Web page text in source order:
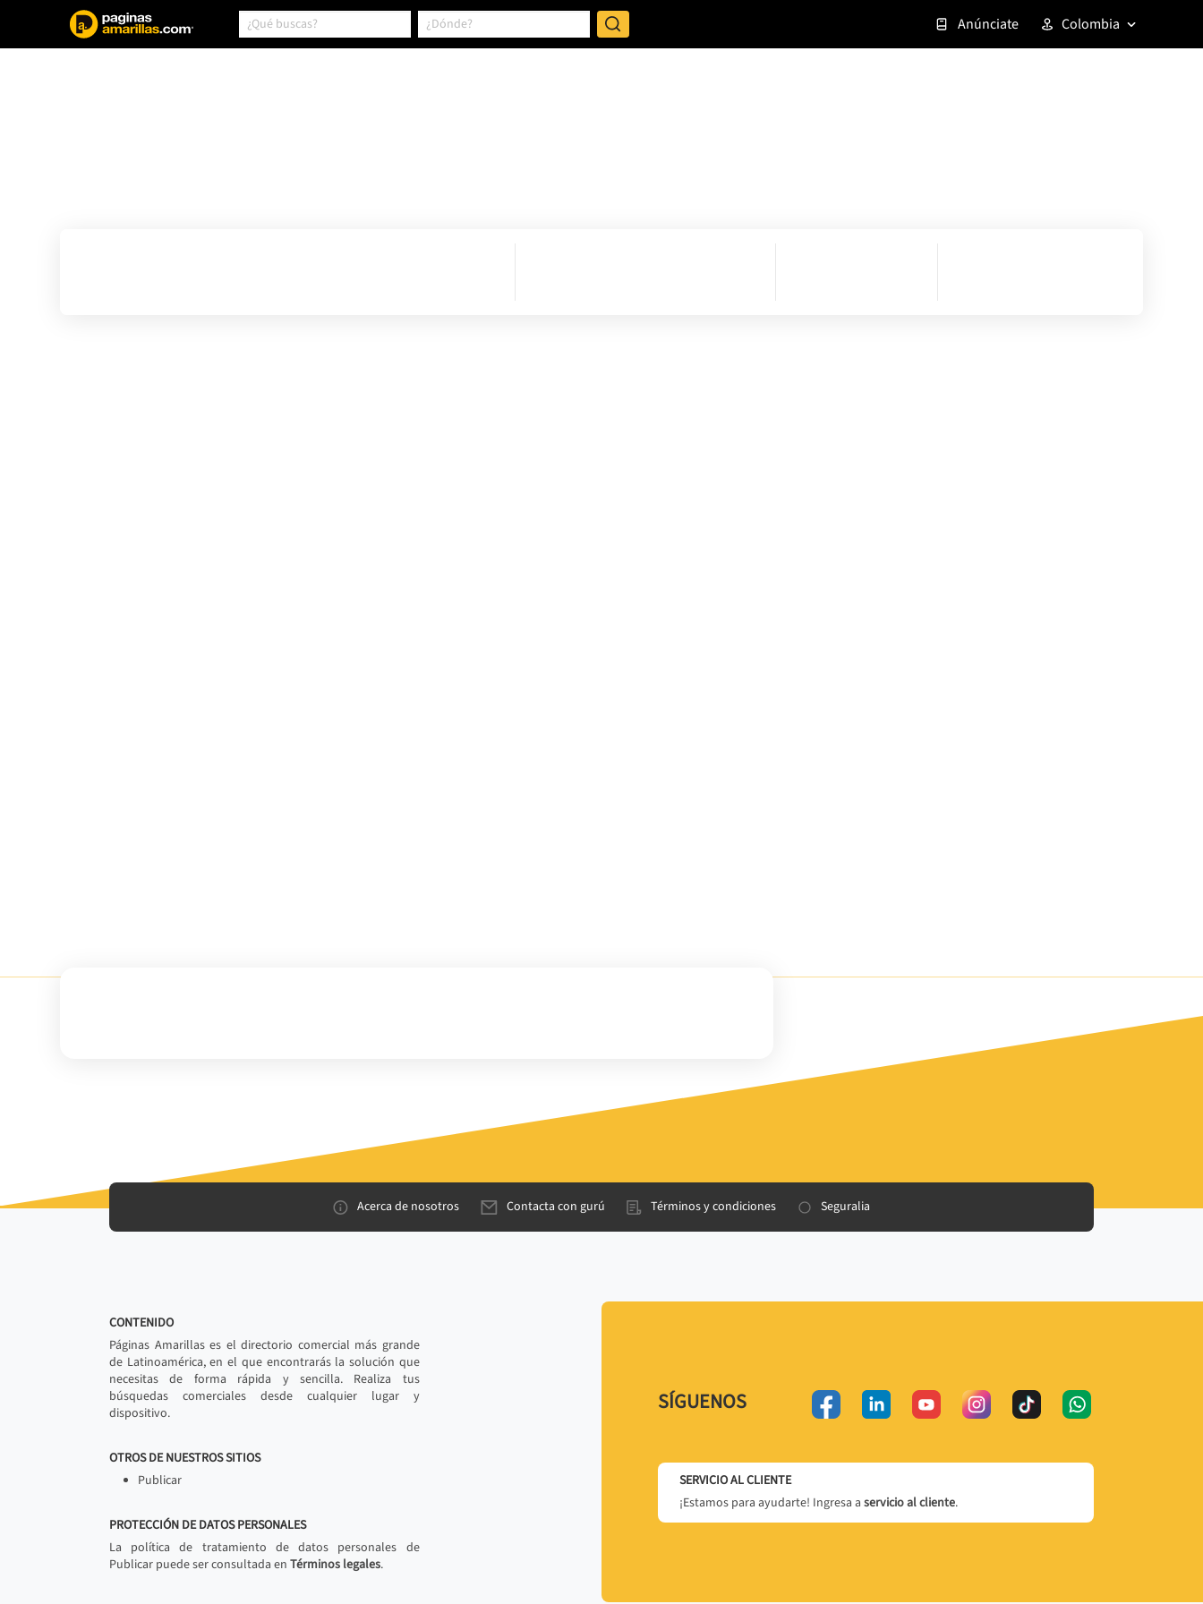
Anúnciate Colombia
Acerca de nosotros Contacta con gurú Términos y condiciones Seguralia
CONTENIDO
Páginas Amarillas es el directorio comercial más grande
de Latinoamérica, en el que encontrarás la solución que
necesitas de forma rápida y sencilla. Realiza tus
búsquedas comerciales desde cualquier lugar y
dispositivo.
OTROS DE NUESTROS SITIOS
Publicar
PROTECCIÓN DE DATOS PERSONALES
La política de tratamiento de datos personales de
Publicar puede ser consultada en Términos legales.
SÍGUENOS
SERVICIO AL CLIENTE
¡Estamos para ayudarte! Ingresa a servicio al cliente.